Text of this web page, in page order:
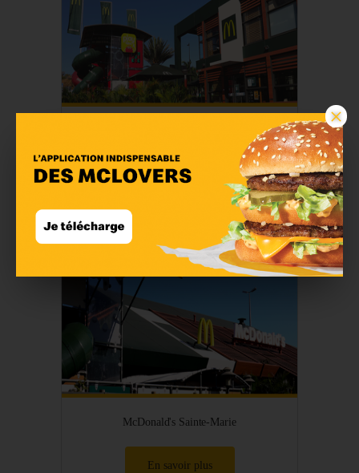
×
En savoir plus
McDonald's Sainte-Marie
En savoir plus